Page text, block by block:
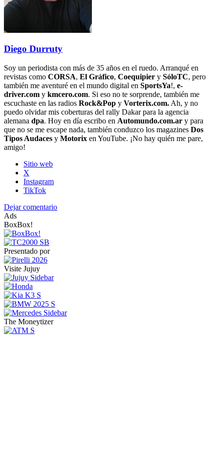
Diego Durruty
Soy un periodista con más de 35 años en el ruedo. Arranqué en
revistas como CORSA, El Gráfico, Coequipier y SóloTC, pero
también me aventuré en el mundo digital en SportsYa!, e-
driver.com y kmcero.com. Si eso no te sorprende, también me
escuchaste en las radios Rock&Pop y Vorterix.com. Ah, y no
puedo olvidar mis coberturas del rally Dakar para la agencia
alemana dpa. Hoy en día escribo en Automundo.com.ar y para
que no se me escape nada, también conduzco los magazines Dos
Tipos Audaces y Motorix en YouTube. ¡No hay quién me pare,
amigo!
Sitio web
X
Instagram
TikTok
Dejar comentario
Ads
BoxBox!
Presentado por
Visite Jujuy
The Moneytizer